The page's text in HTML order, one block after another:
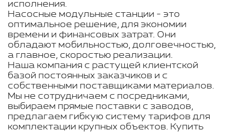
исполнения.
Насосные модульные станции - это
оптимальное решение, для экономии
времени и финансовых затрат. Они
обладают мобильностью, долговечностью,
а главное, скоростью реализации.
Наша компания с растущей клиентской
базой постоянных заказчиков и с
собственными поставщиками материалов.
Мы не сотрудничаем с посредниками,
выбираем прямые поставки с заводов,
предлагаем гибкую систему тарифов для
комплектации крупных объектов. Купить